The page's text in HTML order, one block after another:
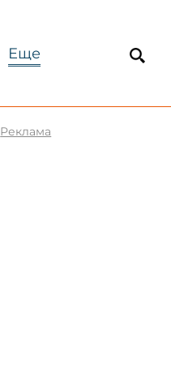
Еще
Реклама